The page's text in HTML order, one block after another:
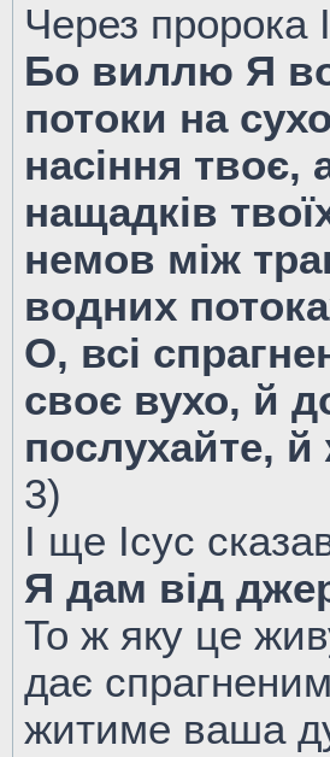
Через пророка
Бо виллю Я
потоки на
насіння
нащадків
немов між
водних
О, всі
своє вухо, й
послухайте,
3)
І ще Ісус
Я дам від
То ж яку це
дає
житиме ваша